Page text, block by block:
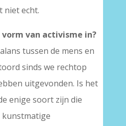
niet echt.
van activisme in?
tussen de mens en
sinds we rechtop
uitgevonden. Is het
enige soort zijn die